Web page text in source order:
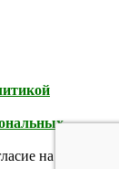
на